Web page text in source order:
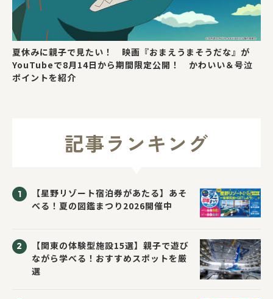
夏休みに親子で見たい！ 映画『おまえうまそうだな』が
YouTubeで8月14日から期間限定公開！ かわいい＆号泣
ポイントを紹介
記事ランキング
【星野リゾート宿泊券があたる】あそ
べる！夏の図鑑まつり2026開催中
【関東の体験型施設15選】親子で遊び
ながら学べる！おすすめスポットを厳
選